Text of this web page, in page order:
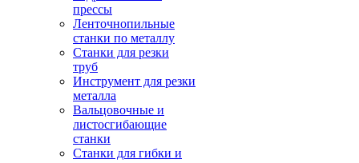
прессы
Ленточнопильные
станки по металлу
Станки для резки
труб
Инструмент для резки
металла
Вальцовочные и
листосгибающие
станки
Станки для гибки и